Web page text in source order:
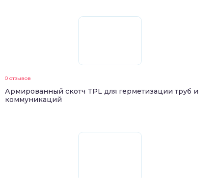
0 отзывов
Армированный скотч TPL для герметизации труб и
коммуникаций